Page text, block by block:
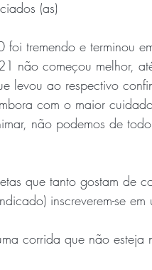
(as)
tremendo e terminou
não começou melhor,
levou ao respectivo
com o maior
não podemos de
que tanto gostam de
inscreverem-se
corrida que não esteja